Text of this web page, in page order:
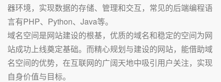
器环境，实现数据的存储、管理和交互，常见的后端编程语
言有PHP、Python、Java等。
域名空间是网站建设的根基，优质的域名和稳定的空间为网
站成功上线奠定基础。而精心规划与建设的网站，能借助域
名空间的优势，在互联网的广阔天地中吸引用户关注，实现
自身价值与目标。